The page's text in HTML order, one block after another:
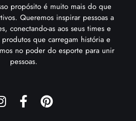
propósito é muito mais do que
Queremos inspirar pessoas a
conectando-as aos seus times e
que carregam história e
no poder do esporte para unir
pessoas.